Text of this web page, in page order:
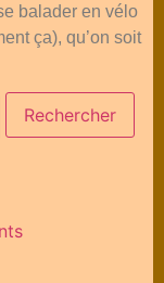
balader en vélo
ça), qu’on soit